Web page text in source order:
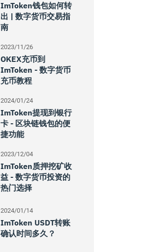
ImToken钱包如何转
出 | 数字货币交易指
南
2023/11/26
OKEX充币到
ImToken - 数字货币
充币教程
2024/01/24
ImToken提现到银行
卡 - 区块链钱包的便
捷功能
2023/12/04
ImToken质押挖矿收
益 - 数字货币投资的
热门选择
2024/01/14
ImToken USDT转账
确认时间多久？